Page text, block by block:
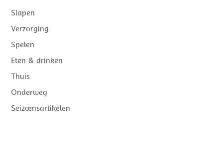
Slapen
Verzorging
Spelen
Eten & drinken
Thuis
Onderweg
Seizoensartikelen